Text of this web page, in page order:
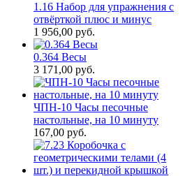
1.16 Набор для упражнения с
отвёрткой плюс и минус
1 956,00 руб.
0.364 Весы
3 171,00 руб.
ЧПН-10 Часы песочные
настольные, на 10 минуту
167,00 руб.